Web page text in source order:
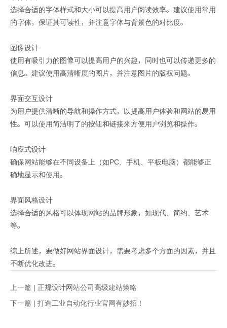
选择合适的字体样式和大小可以提高用户阅读效率。建议使用常用
的字体，保证其可读性，并注意字体与背景色的对比度。
图像设计
使用有吸引力的图像可以提高用户的兴趣，同时也可以传递更多的
信息。建议使用高清晰度的图片，并注意图片的版权问题。
界面交互设计
为用户提供清晰的导航和操作方式，以提高用户体验和网站的易用
性。可以使用简洁明了的按钮和链接来方便用户浏览和操作。
响应式设计
确保网站能够在不同设备上（如PC、手机、平板电脑）都能够正
确地显示和使用。
界面风格设计
选择合适的风格可以体现网站的品牌形象，如现代、简约、艺术
等。
综上所述，要做好网站界面设计，需要考虑多个方面的因素，并且
不断优化改进。
上一篇 | 正规设计网站公司高级建站策略
下一篇 | 打造工业自动化行业官网有妙招！